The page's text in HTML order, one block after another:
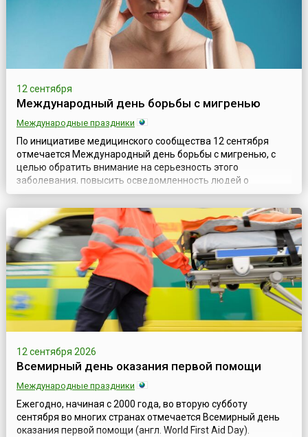
12 сентября
Международный день борьбы с мигренью
Международные праздники
По инициативе медицинского сообщества 12 сентября
отмечается Международный день борьбы с мигренью, с
целью обратить внимание на серьезность этого
заболевания, повысить осведомленность людей о
последствиях, которые оно может иметь, и показать,
насколько недооценена эта проблема. Ведь заболевание
оказывает влияние не только на физическое и психическое
состояние пациента, но и на его работу, семью, с...
12 сентября 2026
Всемирный день оказания первой помощи
Международные праздники
Ежегодно, начиная с 2000 года, во вторую субботу
сентября во многих странах отмечается Всемирный день
оказания первой помощи (англ. World First Aid Day).